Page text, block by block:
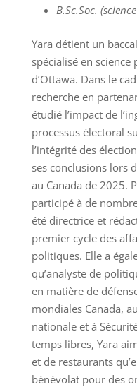
B.Sc.Soc.
Yara détient un
spécialisé en
d’Ottawa. Dans le
recherche en
étudié l’impact de
processus électoral
l’intégrité des
ses conclusions lors
au Canada de 2025.
participé à de
été directrice et
premier cycle des
politiques. Elle a
qu’analyste de
en matière de
mondiales Canada,
nationale et à
temps libres, Yara
et de restaurants
bénévolat pour des